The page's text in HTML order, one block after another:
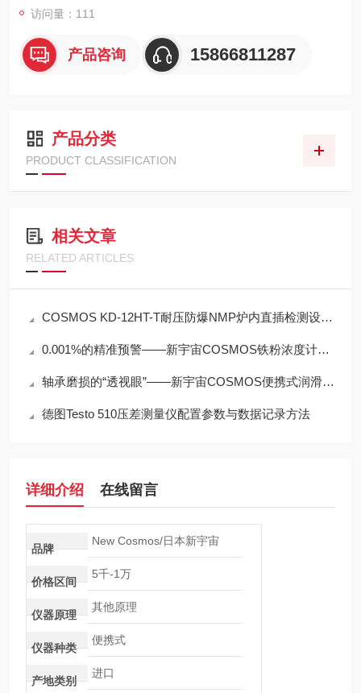
访问量：111
产品咨询 15866811287
产品分类
PRODUCT CLASSIFICATION
相关文章
RELATED ARTICLES
COSMOS KD-12HT-T耐压防爆NMP炉内直插检测设备工程设计指南
0.001%的精准预警——新宇宙COSMOS铁粉浓度计SDM-72守护齿轮箱健康
轴承磨损的“透视眼”——新宇宙COSMOS便携式润滑脂铁粉浓度计SDM-72
德图Testo 510压差测量仪配置参数与数据记录方法
详细介绍 在线留言
品牌
New Cosmos/日本新宇宙
价格区间
5千-1万
仪器原理
其他原理
仪器种类
便携式
产地类别
进口